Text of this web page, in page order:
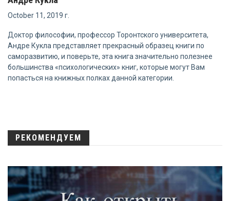
October 11, 2019 г.
Доктор философии, профессор Торонтского университета,
Андре Кукла представляет прекрасный образец книги по
саморазвитию, и поверьте, эта книга значительно полезнее
большинства «психологических» книг, которые могут Вам
попасться на книжных полках данной категории.
РЕКОМЕНДУЕМ